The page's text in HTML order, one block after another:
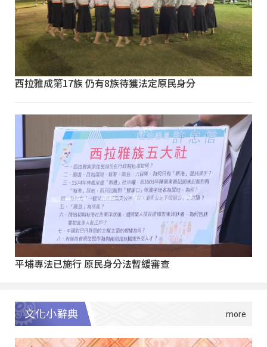
西拉雅成第17族 仍有8族待獲法定原民身分
平埔專法已施行 原民身分法暫緩審查
文化小辭典